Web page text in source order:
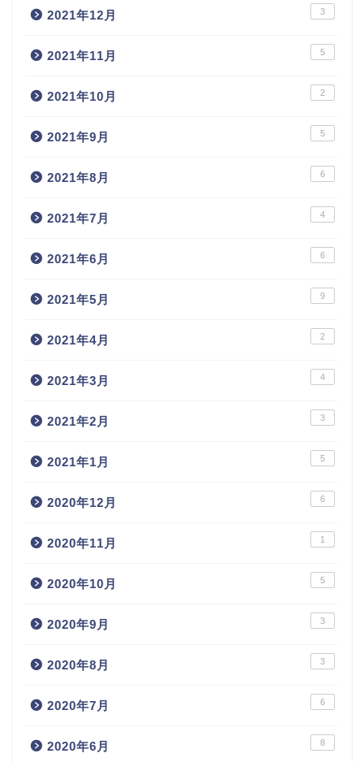
2021年12月 3
2021年11月 5
2021年10月 2
2021年9月 5
2021年8月 6
2021年7月 4
2021年6月 6
2021年5月 9
2021年4月 2
2021年3月 4
2021年2月 3
2021年1月 5
2020年12月 6
2020年11月 1
2020年10月 5
2020年9月 3
2020年8月 3
2020年7月 6
2020年6月 8